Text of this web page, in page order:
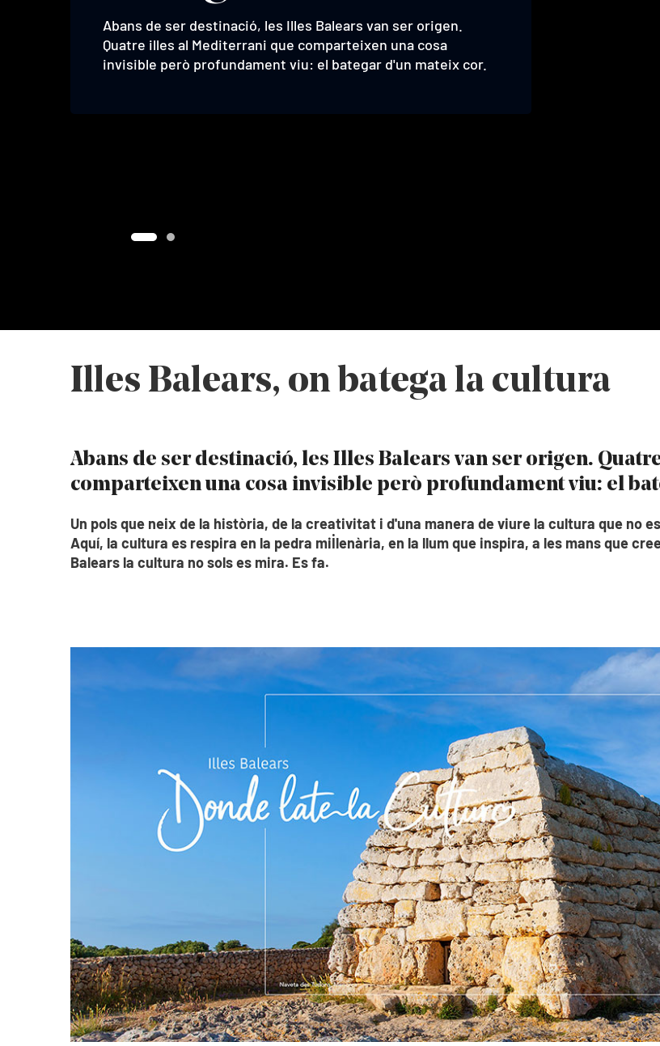
Abans de ser destinació, les Illes Balears van ser origen.
Quatre illes al Mediterrani que comparteixen una cosa
invisible però profundament viu: el bategar d'un mateix cor.
Abans de ser destinació, les Illes Balears van ser origen.
Quatre illes al Mediterrani que comparteixen una cosa
invisible però profundament viu: el bategar d'un mateix cor.
Illes Balears, on batega la cultura
Abans de ser destinació, les Illes Balears van ser origen.
comparteixen una cosa invisible però profundament viu: el
Un pols que neix de la història, de la creativitat i d'una manera de viure la cultura que no
Aquí, la cultura es respira en la pedra mil·lenària, en la llum que inspira, a les mans que
Balears la cultura no sols es mira. Es fa.